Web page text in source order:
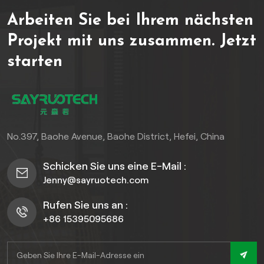
voller Eleganz und
Raffinesse mit unseren
hochwertigen WPC-
Terrassendielen.
einem verdeckten
Klicksystem ausgestattet,
passen sie sich mühelos an
Optik auf und bieten
Arbeiten Sie bei Ihrem nächsten
Projekt mit uns zusammen. Jetzt
starten
No.397, Baohe Avenue, Baohe District, Hefei, China
Schicken Sie uns eine E-Mail :
Jenny@sayruotech.com
Rufen Sie uns an :
+86 15395095686